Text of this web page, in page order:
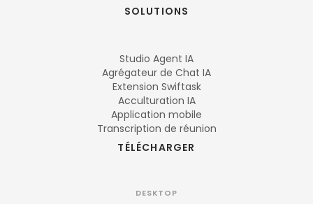
SOLUTIONS
Studio Agent IA
Agrégateur de Chat IA
Extension Swiftask
Acculturation IA
Application mobile
Transcription de réunion
TÉLÉCHARGER
DESKTOP